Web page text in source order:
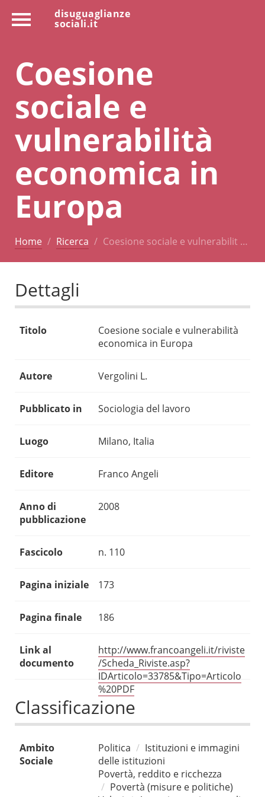
disuguaglianze
sociali.it
Coesione
sociale e
vulnerabilità
economica in
Europa
Home Ricerca Coesione sociale e vulnerabilit …
Dettagli
Titolo
Coesione sociale e vulnerabilità
economica in Europa
Autore Vergolini L.
Pubblicato in Sociologia del lavoro
Luogo Milano, Italia
Editore Franco Angeli
Anno di
pubblicazione
2008
Fascicolo n. 110
Pagina iniziale 173
Pagina finale 186
Link al
documento
http://www.francoangeli.it/riviste
/Scheda_Riviste.asp?
IDArticolo=33785&Tipo=Articolo
%20PDF
Classificazione
Ambito
Sociale
Politica
Istituzioni e immagini
delle istituzioni
Povertà, reddito e ricchezza
Povertà (misure e politiche)